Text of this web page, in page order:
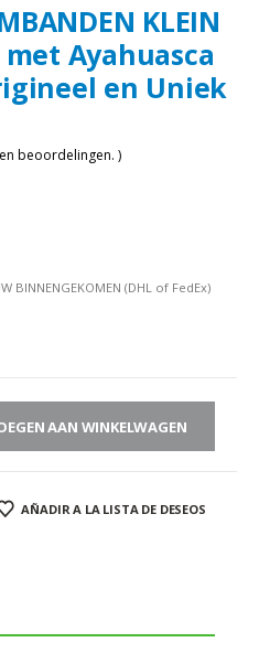
KLEIN
Ayahuasca
en Uniek
beoordelingen. )
BINNENGEKOMEN (DHL of FedEx)
AAN WINKELWAGEN
AÑADIR A LA LISTA DE DESEOS